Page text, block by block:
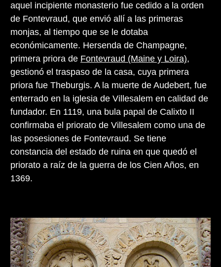
aquel incipiente monasterio fue cedido a la orden
de Fontevraud, que envió allí a las primeras
monjas, al tiempo que se le dotaba
económicamente. Hersenda de Champagne,
primera priora de Fontevraud (Maine y Loira),
gestionó el traspaso de la casa, cuya primera
priora fue Theburgis. A la muerte de Audebert, fue
enterrado en la iglesia de Villesalem en calidad de
fundador. En 1119, una bula papal de Calixto II
confirmaba el priorato de Villesalem como una de
las posesiones de Fontevraud. Se tiene
constancia del estado de ruina en que quedó el
priorato a raíz de la guerra de los Cien Años, en
1369.